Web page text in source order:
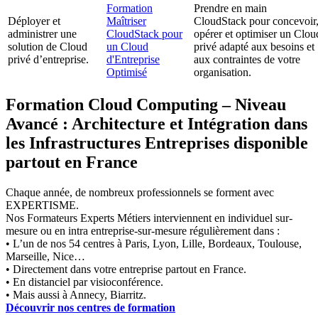
Déployer et
administrer une
solution de Cloud
privé d’entreprise.
Formation
Maîtriser
CloudStack pour
un Cloud
d'Entreprise
Optimisé
Prendre en main
CloudStack pour concevoir,
opérer et optimiser un
privé adapté aux besoins et
aux contraintes de votre
organisation.
Formation Cloud Computing – Niveau
Avancé : Architecture et Intégration dans
les Infrastructures Entreprises disponible
partout en France
Chaque année, de nombreux professionnels se forment avec
EXPERTISME.
Nos Formateurs Experts Métiers interviennent en individuel sur-
mesure ou en intra entreprise-sur-mesure régulièrement dans :
• L’un de nos 54 centres à Paris, Lyon, Lille, Bordeaux, Toulouse,
Marseille, Nice…
• Directement dans votre entreprise partout en France.
• En distanciel par visioconférence.
• Mais aussi à Annecy, Biarritz.
Découvrir nos centres de formation